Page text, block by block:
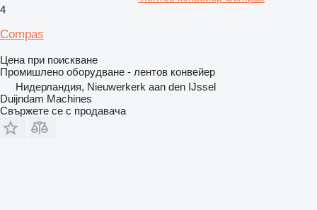
4
Compas
Цена при поискване
Промишлено оборудване - лентов конвейер
Нидерландия, Nieuwerkerk aan den IJssel
Duijndam Machines
Свържете се с продавача